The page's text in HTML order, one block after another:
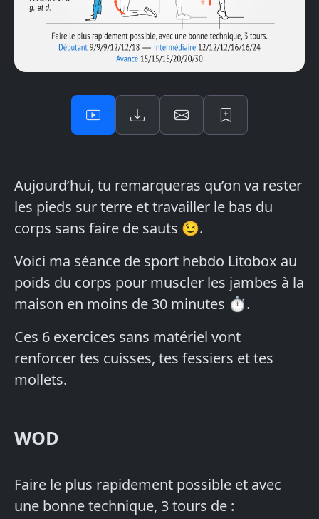
Aujourd’hui, tu remarqueras qu’on va rester
les pieds sur terre et travailler le bas du
corps sans faire de sauts 😉.
Voici ma séance de sport hebdo Litobox au
poids du corps pour muscler les jambes à la
maison en moins de 30 minutes ⏱.
Ces 6 exercices sans matériel vont
renforcer tes cuisses, tes fessiers et tes
mollets.
WOD
Faire le plus rapidement possible et avec
une bonne technique, 3 tours de :